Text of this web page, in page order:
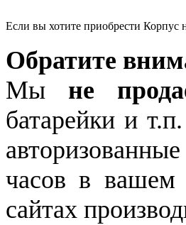
Если вы хотите приобрести
Обратите
Мы не
батарейки и
часов в
сайтах